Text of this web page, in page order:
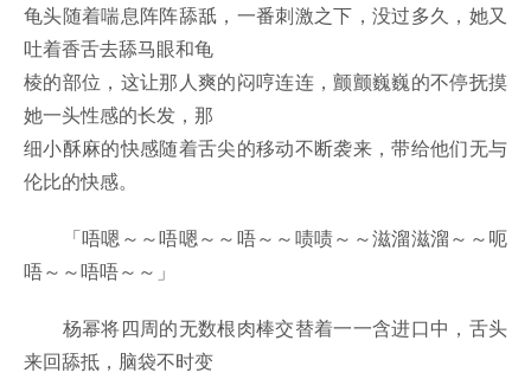
龟头随着喘息阵阵舔舐，一番刺激之下，没过多久，她又
吐着香舌去舔马眼和龟
棱的部位，这让那人爽的闷哼连连，颤颤巍巍的不停抚摸
她一头性感的长发，那
细小酥麻的快感随着舌尖的移动不断袭来，带给他们无与
伦比的快感。
「唔嗯～～唔嗯～～唔～～啧啧～～滋溜滋溜～～呃
唔～～唔唔～～」
杨幂将四周的无数根肉棒交替着一一含进口中，舌头
来回舔抵，脑袋不时变